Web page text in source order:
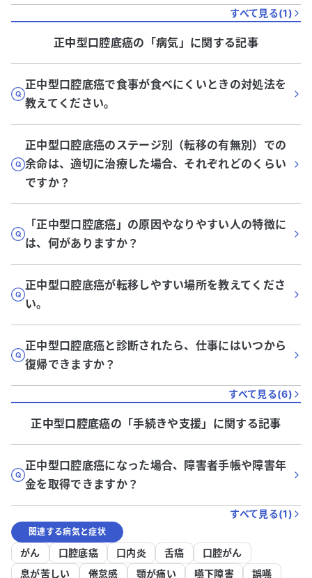
すべて見る(1)
正中型口腔底癌の「病気 」に関する記事
正中型口腔底癌で食事が食べにくいときの対処法を
教えてください。
正中型口腔底癌のステージ別（転移の有無別）での
余命は、適切に治療した場合、それぞれどのくらい
ですか？
「正中型口腔底癌」の原因やなりやすい人の特徴に
は、何がありますか？
正中型口腔底癌が転移しやすい場所を教えてくださ
い。
正中型口腔底癌と診断されたら、仕事にはいつから
復帰できますか？
すべて見る(6)
正中型口腔底癌の「手続きや支援」に関する記事
正中型口腔底癌になった場合、障害者手帳や障害年
金を取得できますか？
すべて見る(1)
関連する病気と症状
がん 口腔底癌 口内炎 舌癌
口腔がん
息が苦しい
倦怠感 顎が痛い 嚥下障害 誤嚥